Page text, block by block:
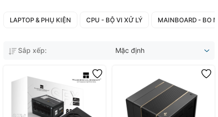
LAPTOP & PHỤ KIỆN CPU - BỘ VI XỬ LÝ MAINBOARD - BO
Sắp xếp: Mặc định